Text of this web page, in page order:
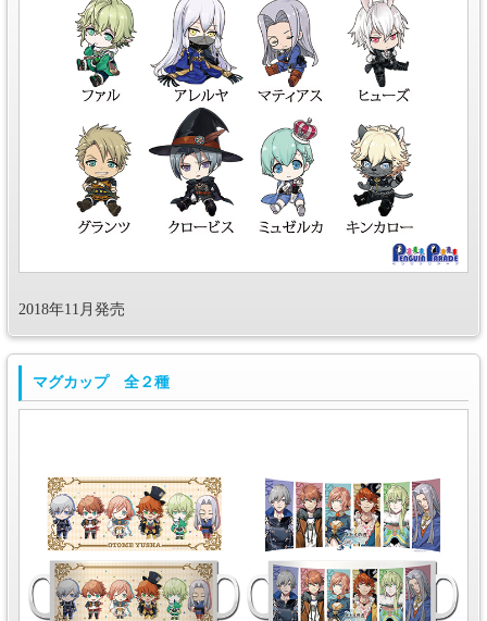
2018年11月発売
マグカップ 全２種